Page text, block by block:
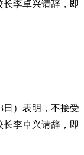
长李卓兴请辞，即
日）表明，不接受
长李卓兴请辞，即